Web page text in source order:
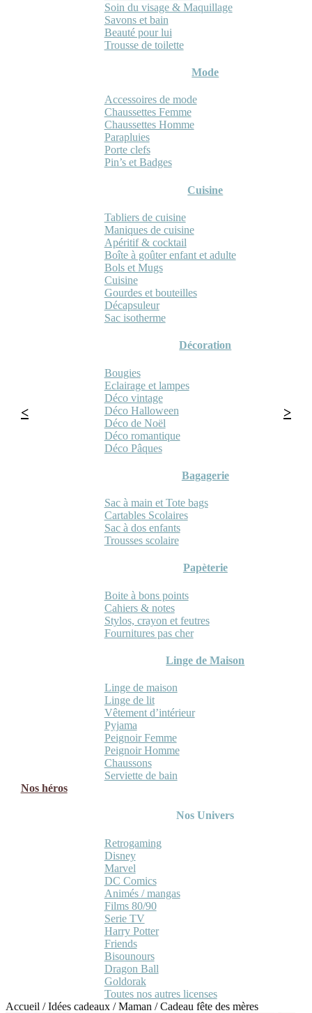
Soin du visage & Maquillage
Savons et bain
Beauté pour lui
Trousse de toilette
Mode
Accessoires de mode
Chaussettes Femme
Chaussettes Homme
Parapluies
Porte clefs
Pin’s et Badges
Cuisine
Tabliers de cuisine
Maniques de cuisine
Apéritif & cocktail
Boîte à goûter enfant et adulte
Bols et Mugs
Cuisine
Gourdes et bouteilles
Décapsuleur
Sac isotherme
Décoration
Bougies
Eclairage et lampes
Déco vintage
Déco Halloween
Déco de Noël
Déco romantique
Déco Pâques
Bagagerie
Sac à main et Tote bags
Cartables Scolaires
Sac à dos enfants
Trousses scolaire
Papèterie
Boite à bons points
Cahiers & notes
Stylos, crayon et feutres
Fournitures pas cher
Linge de Maison
Linge de maison
Linge de lit
Vêtement d’intérieur
Pyjama
Peignoir Femme
Peignoir Homme
Chaussons
Serviette de bain
Nos héros
Nos Univers
Retrogaming
Disney
Marvel
DC Comics
Animés / mangas
Films 80/90
Serie TV
Harry Potter
Friends
Bisounours
Dragon Ball
Goldorak
Toutes nos autres licenses
Accueil /Idées cadeaux /Maman /Cadeau fête des mères